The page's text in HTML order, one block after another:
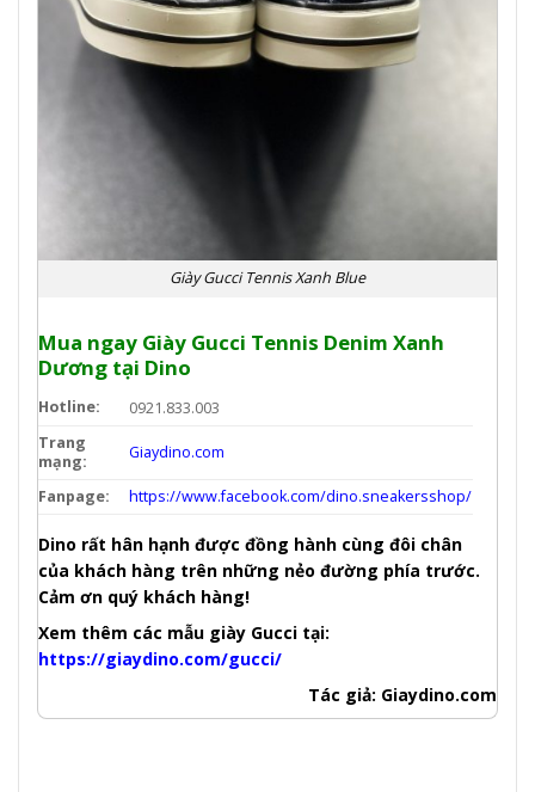
Giày Gucci Tennis Xanh Blue
Mua ngay Giày Gucci Tennis Denim Xanh
Dương tại Dino
Hotline:
0921.833.003
Trang
mạng:
Giaydino.com
Fanpage: https://www.facebook.com/dino.sneakersshop/
Dino rất hân hạnh được đồng hành cùng đôi chân
của khách hàng trên những nẻo đường phía trước.
Cảm ơn quý khách hàng!
Xem thêm các mẫu giày Gucci tại:
https://giaydino.com/gucci/
Tác giả: Giaydino.com